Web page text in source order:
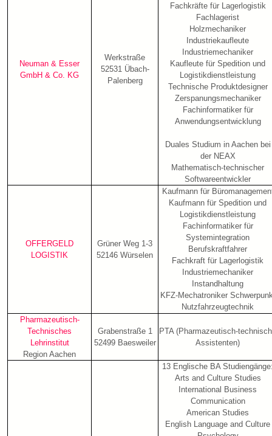
Neuman & Esser
GmbH & Co. KG
Werkstraße
52531 Übach-
Palenberg
Fachkräfte für Lagerlogistik
Fachlagerist
Holzmechaniker
Industriekaufleute
Industriemechaniker
Kaufleute für Spedition und
Logistikdienstleistung
Technische Produktdesigner
Zerspanungsmechaniker
Fachinformatiker für
Anwendungsentwicklung
Duales Studium in Aachen bei
der NEAX
Mathematisch-technischer
Softwareentwickler
OFFERGELD
LOGISTIK
Grüner Weg 1-3
52146 Würselen
Kaufmann für
Kaufmann für Spedition und
Logistikdienstleistung
Fachinformatiker für
Systemintegration
Berufskraftfahrer
Fachkraft für Lagerlogistik
Industriemechaniker
Instandhaltung
KFZ-Mechatroniker
Nutzfahrzeugtechnik
Pharmazeutisch-
Technisches
Lehrinstitut
Region Aachen
Grabenstraße 1
52499 Baesweiler
PTA (Pharmazeutisch-
Assistenten)
13 Englische BA
Arts and Culture Studies
International Business
Communication
American Studies
English Language and Culture